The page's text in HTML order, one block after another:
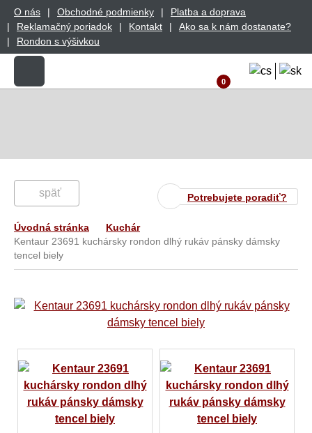
O nás Obchodné podmienky
Platba a doprava
Reklamačný poriadok
Kontakt
Ako sa k nám dostanate?
Rondon s výšivkou
0
Potrebujete poradiť?
späť
Úvodná stránka
Kuchár
Kentaur 23691 kuchársky rondon dlhý rukáv pánsky dámsky
tencel biely